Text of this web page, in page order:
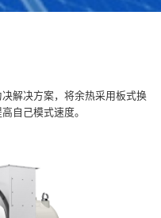
解决方案，将余热采用板式换
自己模式速度。